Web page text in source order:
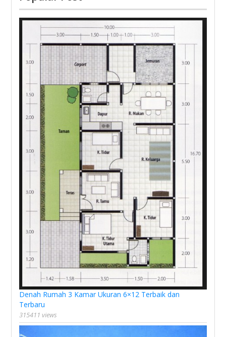
Denah Rumah 3 Kamar Ukuran 6×12 Terbaik dan
Terbaru
315411 views